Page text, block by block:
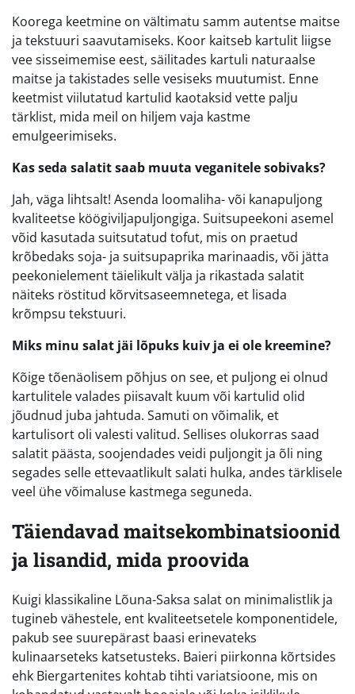
Koorega keetmine on vältimatu samm autentse maitse
ja tekstuuri saavutamiseks. Koor kaitseb kartulit liigse
vee sisseimemise eest, säilitades kartuli naturaalse
maitse ja takistades selle vesiseks muutumist. Enne
keetmist viilutatud kartulid kaotaksid vette palju
tärklist, mida meil on hiljem vaja kastme
emulgeerimiseks.
Kas seda salatit saab muuta veganitele sobivaks?
Jah, väga lihtsalt! Asenda loomaliha- või kanapuljong
kvaliteetse köögiviljapuljongiga. Suitsupeekoni asemel
võid kasutada suitsutatud tofut, mis on praetud
krõbedaks soja- ja suitsupaprika marinaadis, või jätta
peekonielement täielikult välja ja rikastada salatit
näiteks röstitud kõrvitsaseemnetega, et lisada
krõmpsu tekstuuri.
Miks minu salat jäi lõpuks kuiv ja ei ole kreemine?
Kõige tõenäolisem põhjus on see, et puljong ei olnud
kartulitele valades piisavalt kuum või kartulid olid
jõudnud juba jahtuda. Samuti on võimalik, et
kartulisort oli valesti valitud. Sellises olukorras saad
salatit päästa, soojendades veidi puljongit ja õli ning
segades selle ettevaatlikult salati hulka, andes tärklisele
veel ühe võimaluse kastmega seguneda.
Täiendavad maitsekombinatsioonid
ja lisandid, mida proovida
Kuigi klassikaline Lõuna-Saksa salat on minimalistlik ja
tugineb vähestele, ent kvaliteetsetele komponentidele,
pakub see suurepärast baasi erinevateks
kulinaarseteks katsetusteks. Baieri piirkonna kõrtsides
ehk Biergartenites kohtab tihti variatsioone, mis on